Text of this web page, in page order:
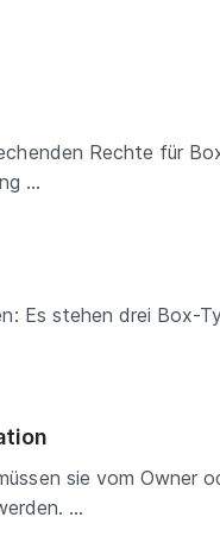
Rechte für
...
Es stehen drei Box-
sie vom Owner
...